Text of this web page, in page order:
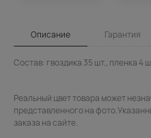
Описание Гарантия
Состав: гвоздика 35 шт., пленка 4
Реальный цвет товара может
представленного на
заказа на сайте.